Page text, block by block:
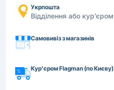
Укрпошта
Відділення або кур’єром
Самовивіз з магазинів
Кур'єром Flagman (по Києву)